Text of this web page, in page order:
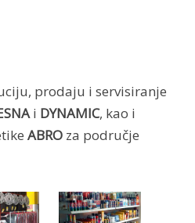
prodaju i servisiranje
i DYNAMIC, kao i
ABRO za područje